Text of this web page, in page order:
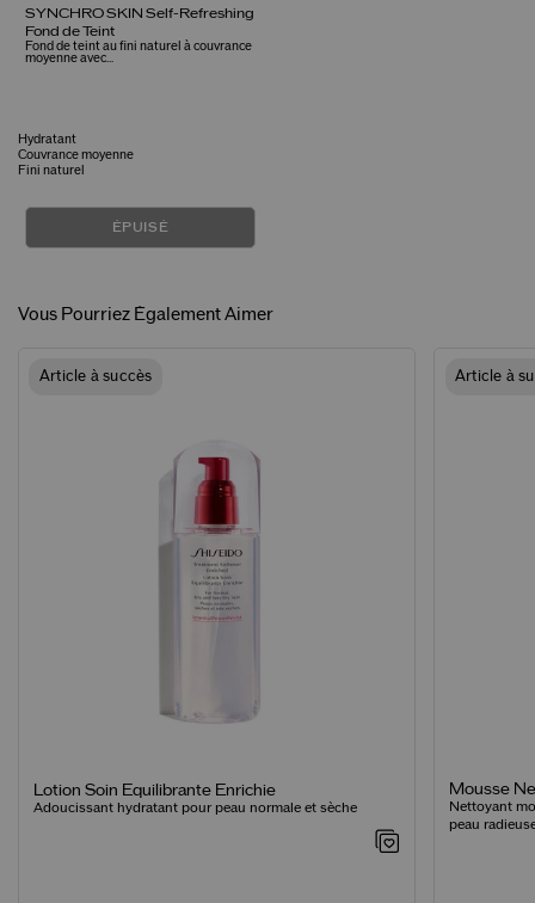
SYNCHRO SKIN Self-Refreshing
Fond de Teint
Fond de teint au fini naturel à couvrance
moyenne avec...
Hydratant
Couvrance moyenne
Fini naturel
ÉPUISÉ
Vous Pourriez Également Aimer
Article à succès
Lotion Soin Equilibrante Enrichie
Adoucissant hydratant pour peau normale et sèche
Article à
Mousse
Nettoyant
peau